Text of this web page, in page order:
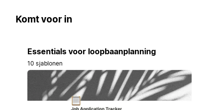
Komt voor in
Essentials voor loopbaanplanning
10 sjablonen